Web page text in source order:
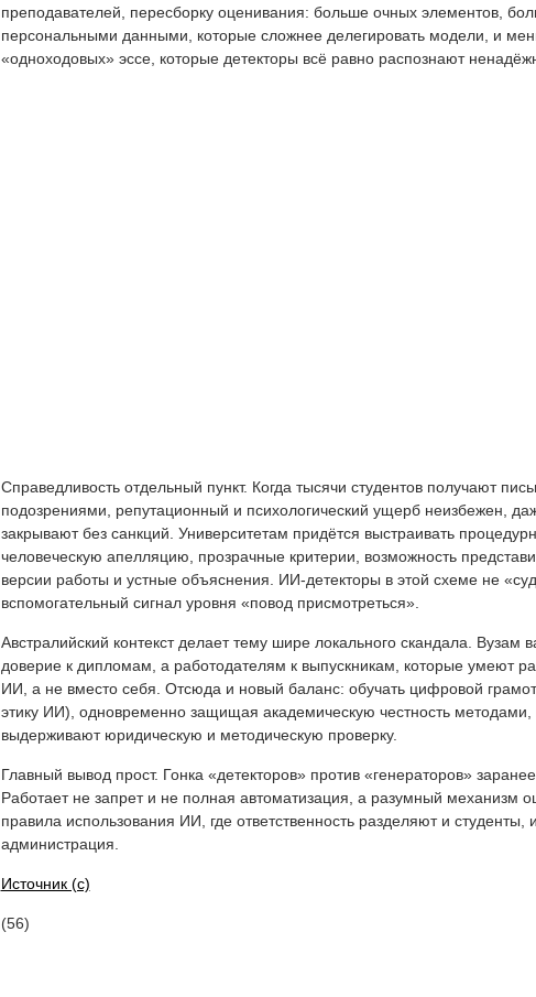
преподавателей, пересборку оценивания: больше очных элементов,
персональными данными, которые сложнее делегировать модели, и
«одноходовых» эссе, которые детекторы всё равно распознают
Справедливость отдельный пункт. Когда тысячи студентов получают
подозрениями, репутационный и психологический ущерб неизбежен,
закрывают без санкций. Университетам придётся выстраивать
человеческую апелляцию, прозрачные критерии, возможность
версии работы и устные объяснения. ИИ-детекторы в этой схеме не
вспомогательный сигнал уровня «повод присмотреться».
Австралийский контекст делает тему шире локального скандала. Вузам
доверие к дипломам, а работодателям к выпускникам, которые умеют
ИИ, а не вместо себя. Отсюда и новый баланс: обучать цифровой
этику ИИ), одновременно защищая академическую честность методами,
выдерживают юридическую и методическую проверку.
Главный вывод прост. Гонка «детекторов» против «генераторов»
Работает не запрет и не полная автоматизация, а разумный механизм
правила использования ИИ, где ответственность разделяют и студенты,
администрация.
Источник (с)
(56)